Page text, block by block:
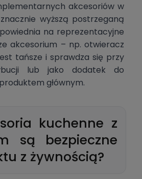
akcesoriów w
wyższą postrzeganą
na reprezentacyjne
akcesorium – np. otwieracz
tańsze i sprawdza się przy
lub jako dodatek do
głównym.
kuchenne z
są bezpieczne
z żywnością?